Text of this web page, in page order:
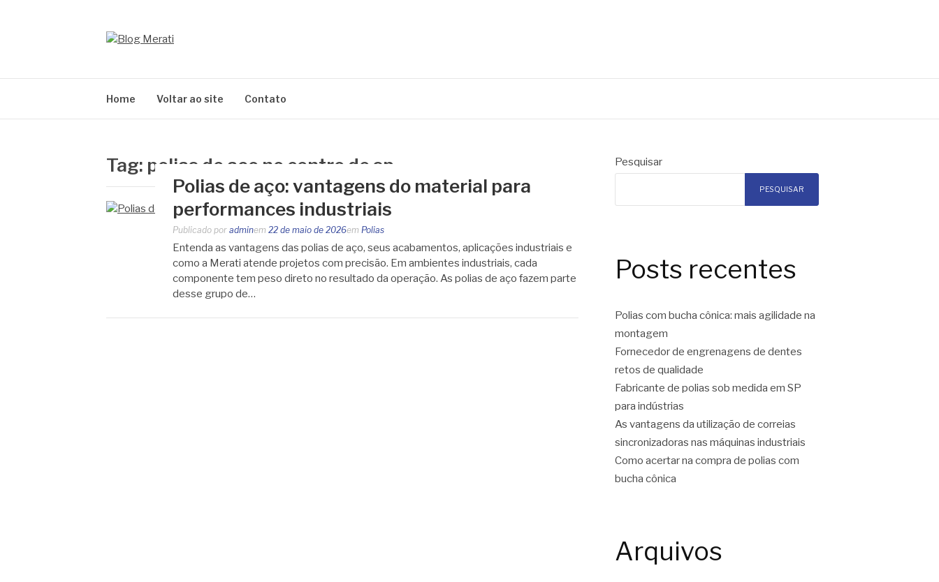
Home Voltar ao site Contato
Tag: polias de aço no centro de sp
Polias de aço: vantagens do material para
performances industriais
Publicado por adminem 22 de maio de 2026em Polias
Entenda as vantagens das polias de aço, seus acabamentos, aplicações industriais e
como a Merati atende projetos com precisão. Em ambientes industriais, cada
componente tem peso direto no resultado da operação. As polias de aço fazem parte
desse grupo de…
Pesquisar
PESQUISAR
Posts recentes
Polias com bucha cônica: mais agilidade na
montagem
Fornecedor de engrenagens de dentes
retos de qualidade
Fabricante de polias sob medida em SP
para indústrias
As vantagens da utilização de correias
sincronizadoras nas máquinas industriais
Como acertar na compra de polias com
bucha cônica
Arquivos